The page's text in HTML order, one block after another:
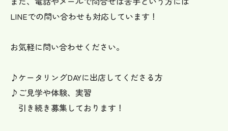
LINEでの問い合わせも対応しています！
お気軽に問い合わせください。
♪ケータリングDAYに出店してくださる方
♪ご見学や体験、実習
引き続き募集しております！